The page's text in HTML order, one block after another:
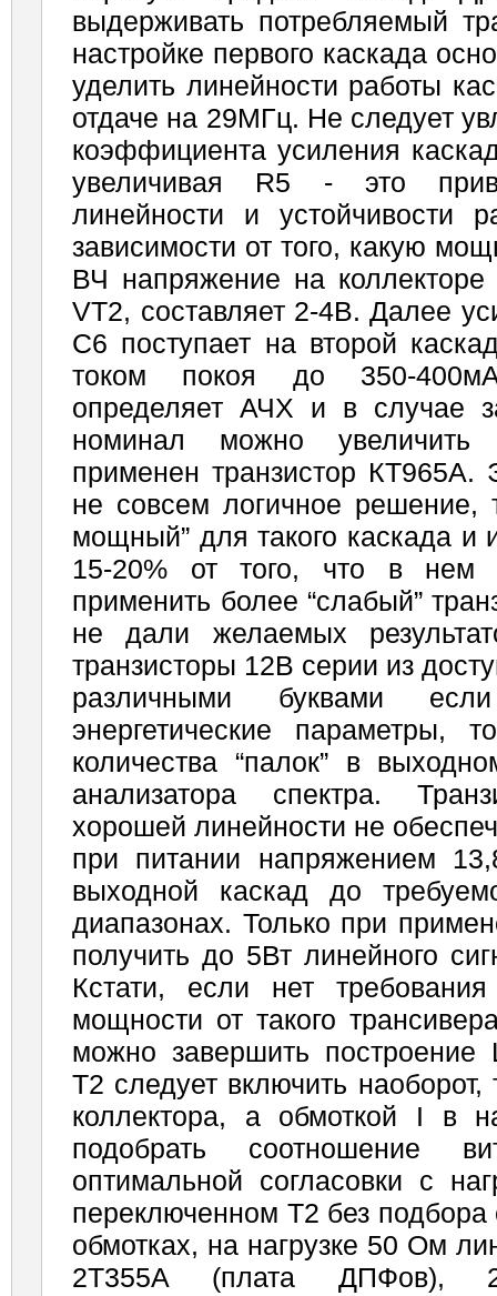
выдерживать потребляемый
настройке первого каскада
уделить линейности работы
отдаче на 29МГц. Не следует
коэффициента усиления
увеличивая R5 - это
линейности и устойчивости
зависимости от того, какую
ВЧ напряжение на коллекторе
VT2, составляет 2-4В. Далее
С6 поступает на второй
током покоя до 350-
определяет АЧХ и в случае
номинал можно
применен транзистор КТ965А.
не совсем логичное решение,
мощный” для такого каскада и
15-20% от того, что в нем
применить более “слабый”
не дали желаемых
транзисторы 12В серии из
различными буквами
энергетические параметры,
количества “палок” в
анализатора спектра.
хорошей линейности не
при питании напряжением
выходной каскад до
диапазонах. Только при
получить до 5Вт линейного
Кстати, если нет
мощности от такого
можно завершить
Т2 следует включить
коллектора, а обмоткой I в
подобрать соотношение
оптимальной согласовки с
переключенном Т2 без подбора
обмотках, на нагрузке 50 Ом
2Т355А (плата ДПФов),